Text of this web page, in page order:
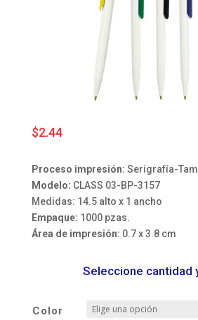
$2.44
Proceso impresión: Serigrafía-
Modelo: CLASS 03-BP-3157
Medidas: 14.5 alto x 1 ancho
Empaque: 1000 pzas.
Área de impresión: 0.7 x 3.8 cm
Seleccione cantidad
Color